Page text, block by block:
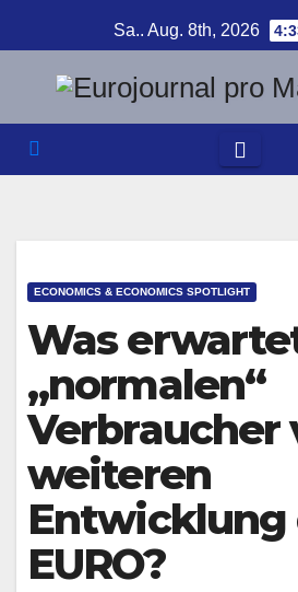
Inhalt
springen
Sa.. Aug. 8th, 2026
ECONOMICS & ECONOMICS SPOTLIGHT
Was
„normalen“
Verbraucher
weiteren
Entwicklung
EURO?